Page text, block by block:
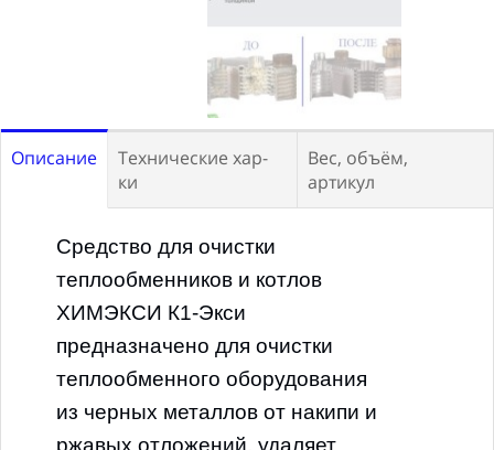
Описание
Технические хар-
ки
Вес, объём,
артикул
Средство для очистки
теплообменников и котлов
ХИМЭКСИ К1-Экси
предназначено для очистки
теплообменного оборудования
из черных металлов от накипи и
ржавых отложений, удаляет
ПРИМЕНЕНИЕ:
Профессиональное / Бытовое
ФОРМА ВЫПУСКА:
Тара:
Канистра Евро
Вес нетто:
Габариты ШxВxД:
196х315х130 мм